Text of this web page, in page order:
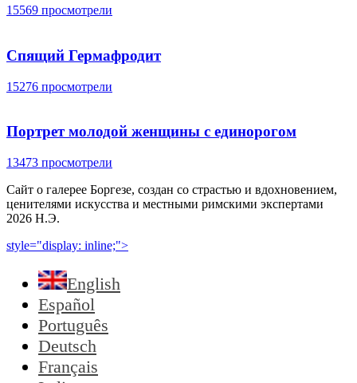
15569 просмотрели
Спящий Гермафродит
15276 просмотрели
Портрет молодой женщины с единорогом
13473 просмотрели
Сайт о галерее Боргезе, создан со страстью и вдохновением,
ценителями искусства и местными римскими экспертами
2026 Н.Э.
style="display: inline;">
English
Español
Português
Deutsch
Français